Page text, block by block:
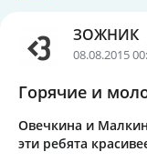
ЗОЖНИК
08.08.2015
Горячие и
Овечкина и
эти ребята